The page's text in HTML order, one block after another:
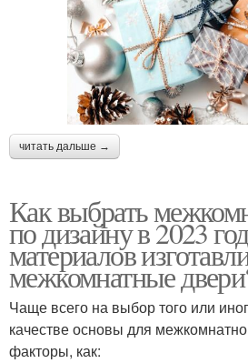
читать дальше →
Как выбрать
по дизайну в 2023
материалов
межкомнатные
Чаще всего на выбор того или
качестве основы для
факторы, как: